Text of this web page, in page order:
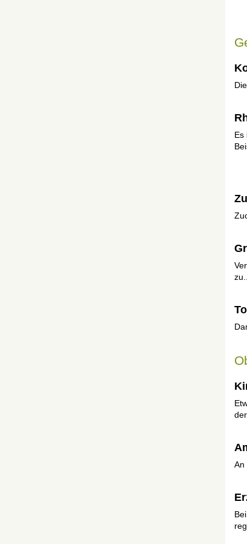
Es
zu...
An